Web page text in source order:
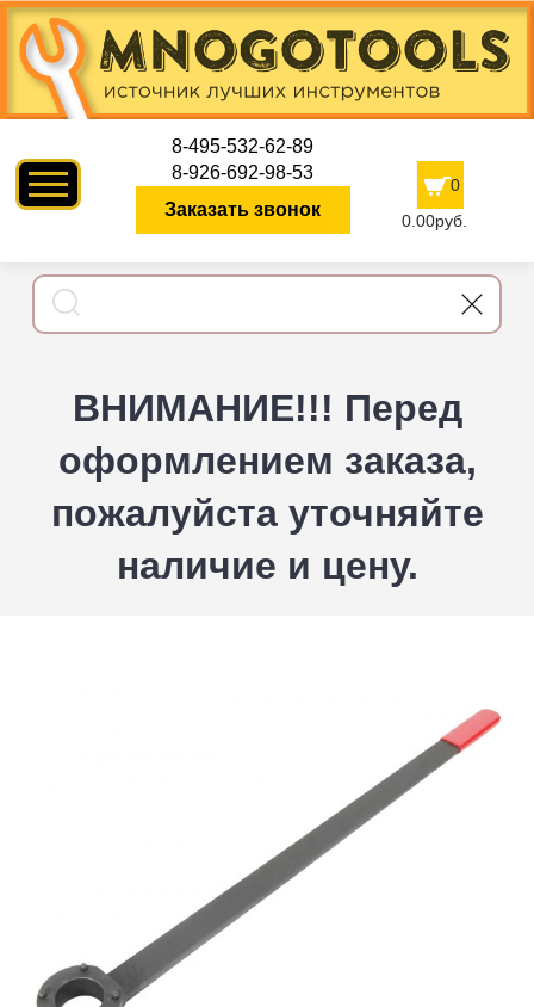
8-495-532-62-89
8-926-692-98-53
Заказать звонок
0
0.00руб.
ВНИМАНИЕ!!! Перед
оформлением заказа,
пожалуйста уточняйте
наличие и цену.